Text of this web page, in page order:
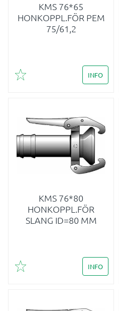
KMS 76*65
HONKOPPL.FÖR PEM
75/61,2
Lägg till i favoriter
INFO
KMS 76*80
HONKOPPL.FÖR
SLANG ID=80 MM
Lägg till i favoriter
INFO